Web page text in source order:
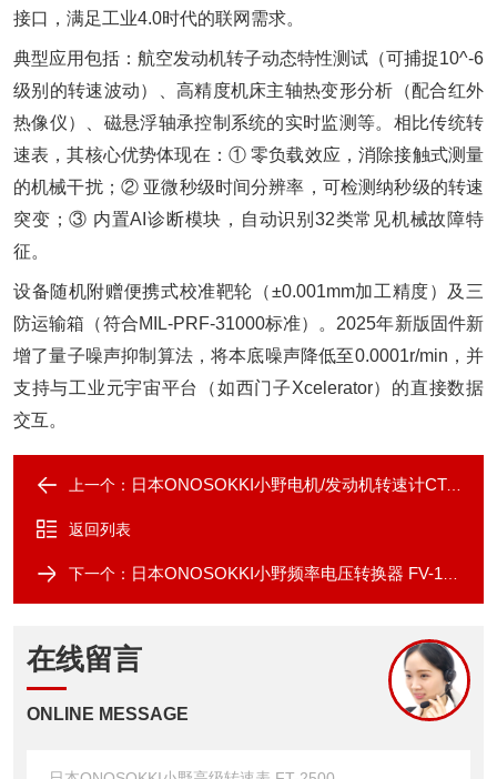
接口，满足工业4.0时代的联网需求。
典型应用包括：航空发动机转子动态特性测试（可捕捉10^-6
级别的转速波动）、高精度机床主轴热变形分析（配合红外
热像仪）、磁悬浮轴承控制系统的实时监测等。相比传统转
速表，其核心优势体现在：① 零负载效应，消除接触式测量
的机械干扰；② 亚微秒级时间分辨率，可检测纳秒级的转速
突变；③ 内置AI诊断模块，自动识别32类常见机械故障特
征。
设备随机附赠便携式校准靶轮（±0.001mm加工精度）及三
防运输箱（符合MIL-PRF-31000标准）。2025年新版固件新
增了量子噪声抑制算法，将本底噪声降低至0.0001r/min，并
支持与工业元宇宙平台（如西门子Xcelerator）的直接数据
交互。
上一个： 日本ONOSOKKI小野电机/发动机转速计CT-6710
返回列表
下一个： 日本ONOSOKKI小野频率电压转换器 FV-1500
在线留言
ONLINE MESSAGE